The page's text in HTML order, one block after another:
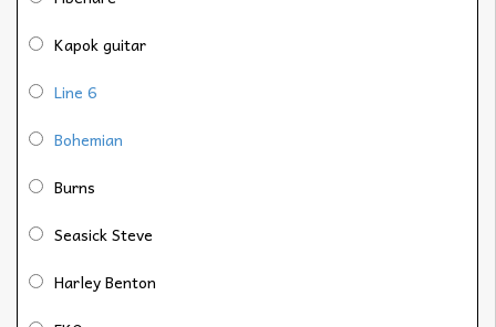
Kapok guitar
Line 6
Bohemian
Burns
Seasick Steve
Harley Benton